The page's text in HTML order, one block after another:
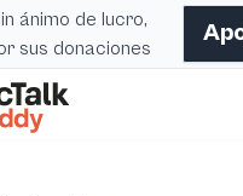
ánimo de lucro,
sus donaciones